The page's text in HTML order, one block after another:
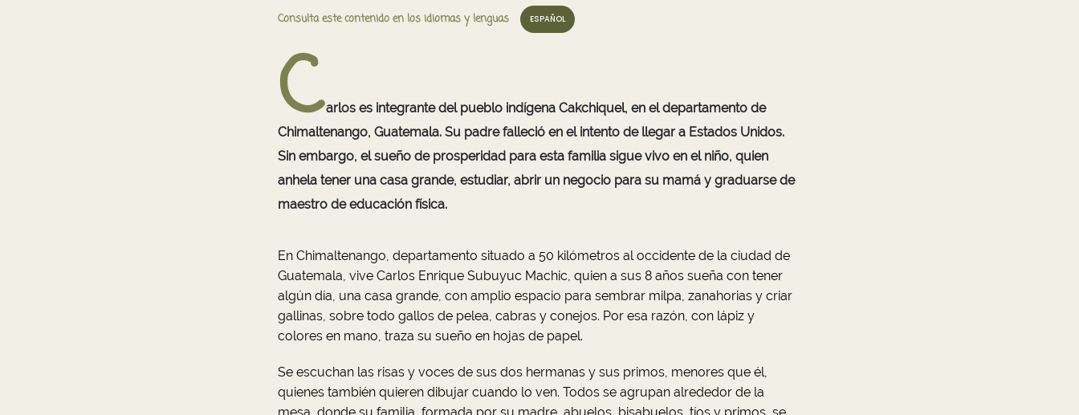
Consulta este contenido en los idiomas y lenguas ESPAÑOL
C arlos es integrante del pueblo indígena Cakchiquel, en el departamento de
Chimaltenango, Guatemala. Su padre falleció en el intento de llegar a Estados Unidos.
Sin embargo, el sueño de prosperidad para esta familia sigue vivo en el niño, quien
anhela tener una casa grande, estudiar, abrir un negocio para su mamá y graduarse de
maestro de educación física.
En Chimaltenango, departamento situado a 50 kilómetros al occidente de la ciudad de
Guatemala, vive Carlos Enrique Subuyuc Machic, quien a sus 8 años sueña con tener
algún día, una casa grande, con amplio espacio para sembrar milpa, zanahorias y criar
gallinas, sobre todo gallos de pelea, cabras y conejos. Por esa razón, con lápiz y
colores en mano, traza su sueño en hojas de papel.
Se escuchan las risas y voces de sus dos hermanas y sus primos, menores que él,
quienes también quieren dibujar cuando lo ven. Todos se agrupan alrededor de la